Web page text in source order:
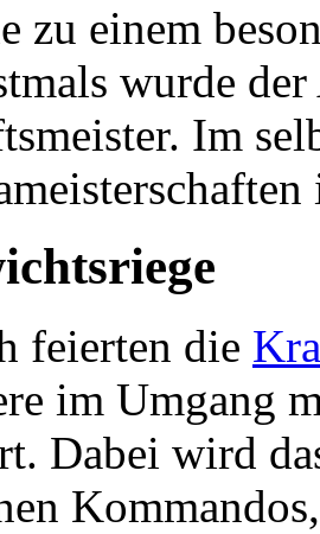
zu einem
wurde
Im
feierten die
im Umgang
Dabei wird